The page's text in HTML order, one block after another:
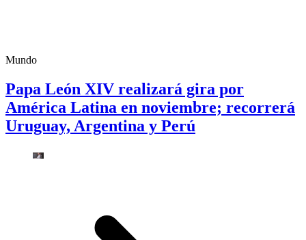
Mundo
Papa León XIV realizará gira por
América Latina en noviembre; recorrerá
Uruguay, Argentina y Perú